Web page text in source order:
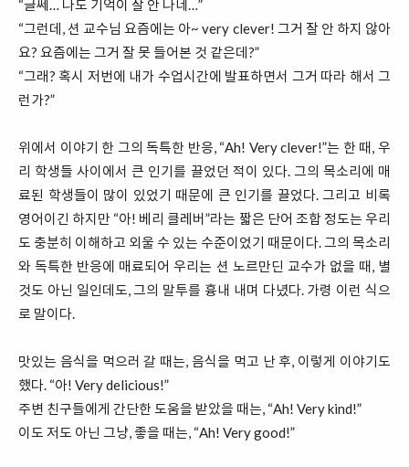
“글쎄… 나도 기억이 잘 안 나네…”
“그런데, 션 교수님 요즘에는 아~ very clever! 그거 잘 안 하지 않아
요? 요즘에는 그거 잘 못 들어본 것 같은데?”
“그래? 혹시 저번에 내가 수업시간에 발표하면서 그거 따라 해서 그
런가?”
위에서 이야기 한 그의 독특한 반응, “Ah! Very clever!”는 한 때, 우
리 학생들 사이에서 큰 인기를 끌었던 적이 있다. 그의 목소리에 매
료된 학생들이 많이 있었기 때문에 큰 인기를 끌었다. 그리고 비록
영어이긴 하지만 “아! 베리 클레버”라는 짧은 단어 조합 정도는 우리
도 충분히 이해하고 외울 수 있는 수준이었기 때문이다. 그의 목소리
와 독특한 반응에 매료되어 우리는 션 노르만딘 교수가 없을 때, 별
것도 아닌 일인데도, 그의 말투를 흉내 내며 다녔다. 가령 이런 식으
로 말이다.
맛있는 음식을 먹으러 갈 때는, 음식을 먹고 난 후, 이렇게 이야기도
했다. “아! Very delicious!”
주변 친구들에게 간단한 도움을 받았을 때는, “Ah! Very kind!”
이도 저도 아닌 그냥, 좋을 때는, “Ah! Very good!”